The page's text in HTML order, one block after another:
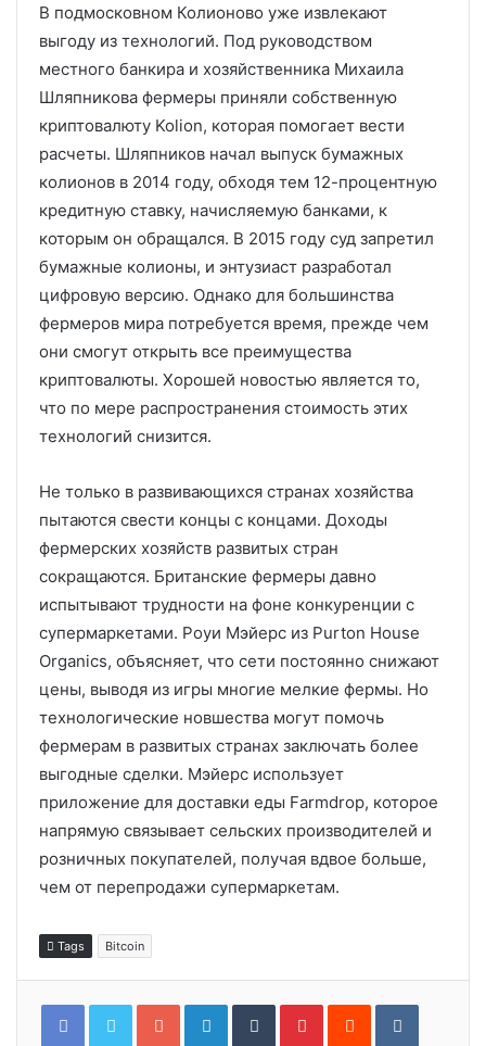
В подмосковном Колионово уже извлекают
выгоду из технологий. Под руководством
местного банкира и хозяйственника Михаила
Шляпникова фермеры приняли собственную
криптовалюту Kolion, которая помогает вести
расчеты. Шляпников начал выпуск бумажных
колионов в 2014 году, обходя тем 12-процентную
кредитную ставку, начисляемую банками, к
которым он обращался. В 2015 году суд запретил
бумажные колионы, и энтузиаст разработал
цифровую версию. Однако для большинства
фермеров мира потребуется время, прежде чем
они смогут открыть все преимущества
криптовалюты. Хорошей новостью является то,
что по мере распространения стоимость этих
технологий снизится.
Не только в развивающихся странах хозяйства
пытаются свести концы с концами. Доходы
фермерских хозяйств развитых стран
сокращаются. Британские фермеры давно
испытывают трудности на фоне конкуренции с
супермаркетами. Роуи Мэйерс из Purton House
Organics, объясняет, что сети постоянно снижают
цены, выводя из игры многие мелкие фермы. Но
технологические новшества могут помочь
фермерам в развитых странах заключать более
выгодные сделки. Мэйерс использует
приложение для доставки еды Farmdrop, которое
напрямую связывает сельских производителей и
розничных покупателей, получая вдвое больше,
чем от перепродажи супермаркетам.
Tags Bitcoin
Google+LinkedInTumblrPinterestReddit VKontakte